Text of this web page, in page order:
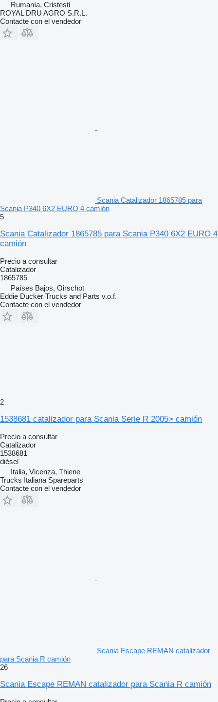
Rumanía, Cristesti
ROYAL DRU AGRO S.R.L.
Contacte con el vendedor
Scania Catalizador 1865785 para
Scania P340 6X2 EURO 4 camión
5
Scania Catalizador 1865785 para Scania P340 6X2 EURO 4
camión
Precio a consultar
Catalizador
1865785
Países Bajos, Oirschot
Eddie Ducker Trucks and Parts v.o.f.
Contacte con el vendedor
2
1538681 catalizador para Scania Serie R 2005> camión
Precio a consultar
Catalizador
1538681
diésel
Italia, Vicenza, Thiene
Trucks Italiana Spareparts
Contacte con el vendedor
Scania Escape REMAN catalizador
para Scania R camión
26
Scania Escape REMAN catalizador para Scania R camión